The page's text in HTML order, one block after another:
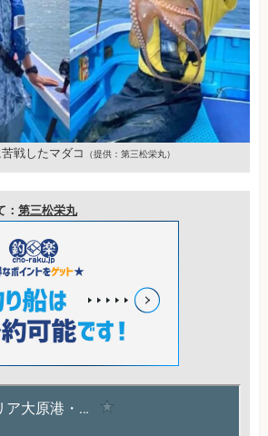
戦したマダコ （提供：第三松栄丸）
第三松栄丸